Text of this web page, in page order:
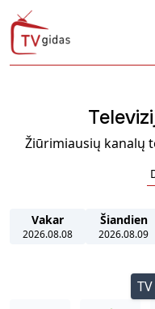
Žiūrimiausių kanalų
Vakar
2026.08.08
Šiandien
2026.08.09